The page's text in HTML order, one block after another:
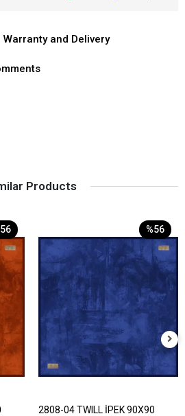
Warranty and Delivery
Products
%56
2808-04 TWILL İPEK 90X90